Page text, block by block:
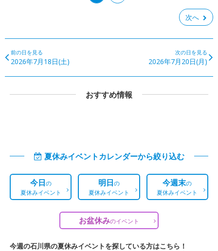
次へ
前の日を見る
2026年7月18日(土)
次の日を見る
2026年7月20日(月)
おすすめ情報
夏休みイベントカレンダーから絞り込む
今日の
夏休みイベント
明日の
夏休みイベント
今週末の
夏休みイベント
お盆休みのイベント
今週の石川県の夏休みイベントを探している方はこちら！